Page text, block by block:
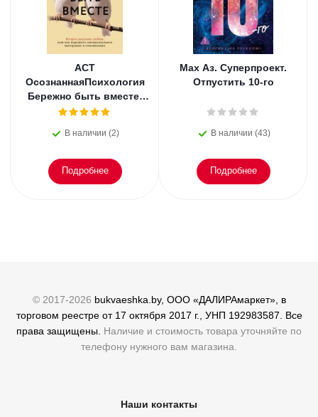
АСТ
ОсознаннаяПсихология
Бережно быть вместе.
Второе дыхание любви,
эмоциональное
В наличии (2)
Подробнее
Мах Аз. Суперпроект.
Отпустить 10-го
В наличии (43)
Подробнее
© 2017-2026 bukvaeshka.by, ООО «ДАЛИРАмаркет», в
торговом реестре от 17 октября 2017 г., УНП 192983587. Все
права защищены. Наличие и стоимость товара уточняйте по
телефону нужного вам магазина.
Наши контакты